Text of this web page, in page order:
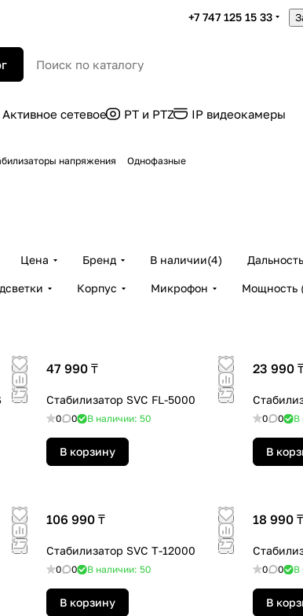
+7 747 125 15 33
Активное сетевое PT и PTZ IP видеокамеры
напряжения Однофазные
Цена Бренд В наличии(4)
Корпус Микрофон Мощность
47 990 ₸
Стабилизатор SVC FL-5000
0 0 В наличии: 50
В корзину
23 990
0 0 В
В
106 990 ₸
Стабилизатор SVC T-12000
0 0 В наличии: 50
В корзину
18 990 ₸
0 0 В
В